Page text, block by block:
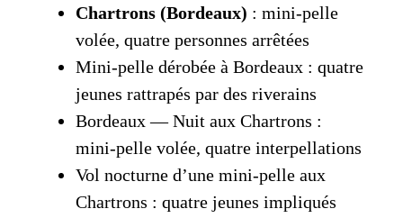
Chartrons (Bordeaux) : mini‑pelle
volée, quatre personnes arrêtées
Mini‑pelle dérobée à Bordeaux : quatre
jeunes rattrapés par des riverains
Bordeaux — Nuit aux Chartrons :
mini‑pelle volée, quatre interpellations
Vol nocturne d’une mini‑pelle aux
Chartrons : quatre jeunes impliqués